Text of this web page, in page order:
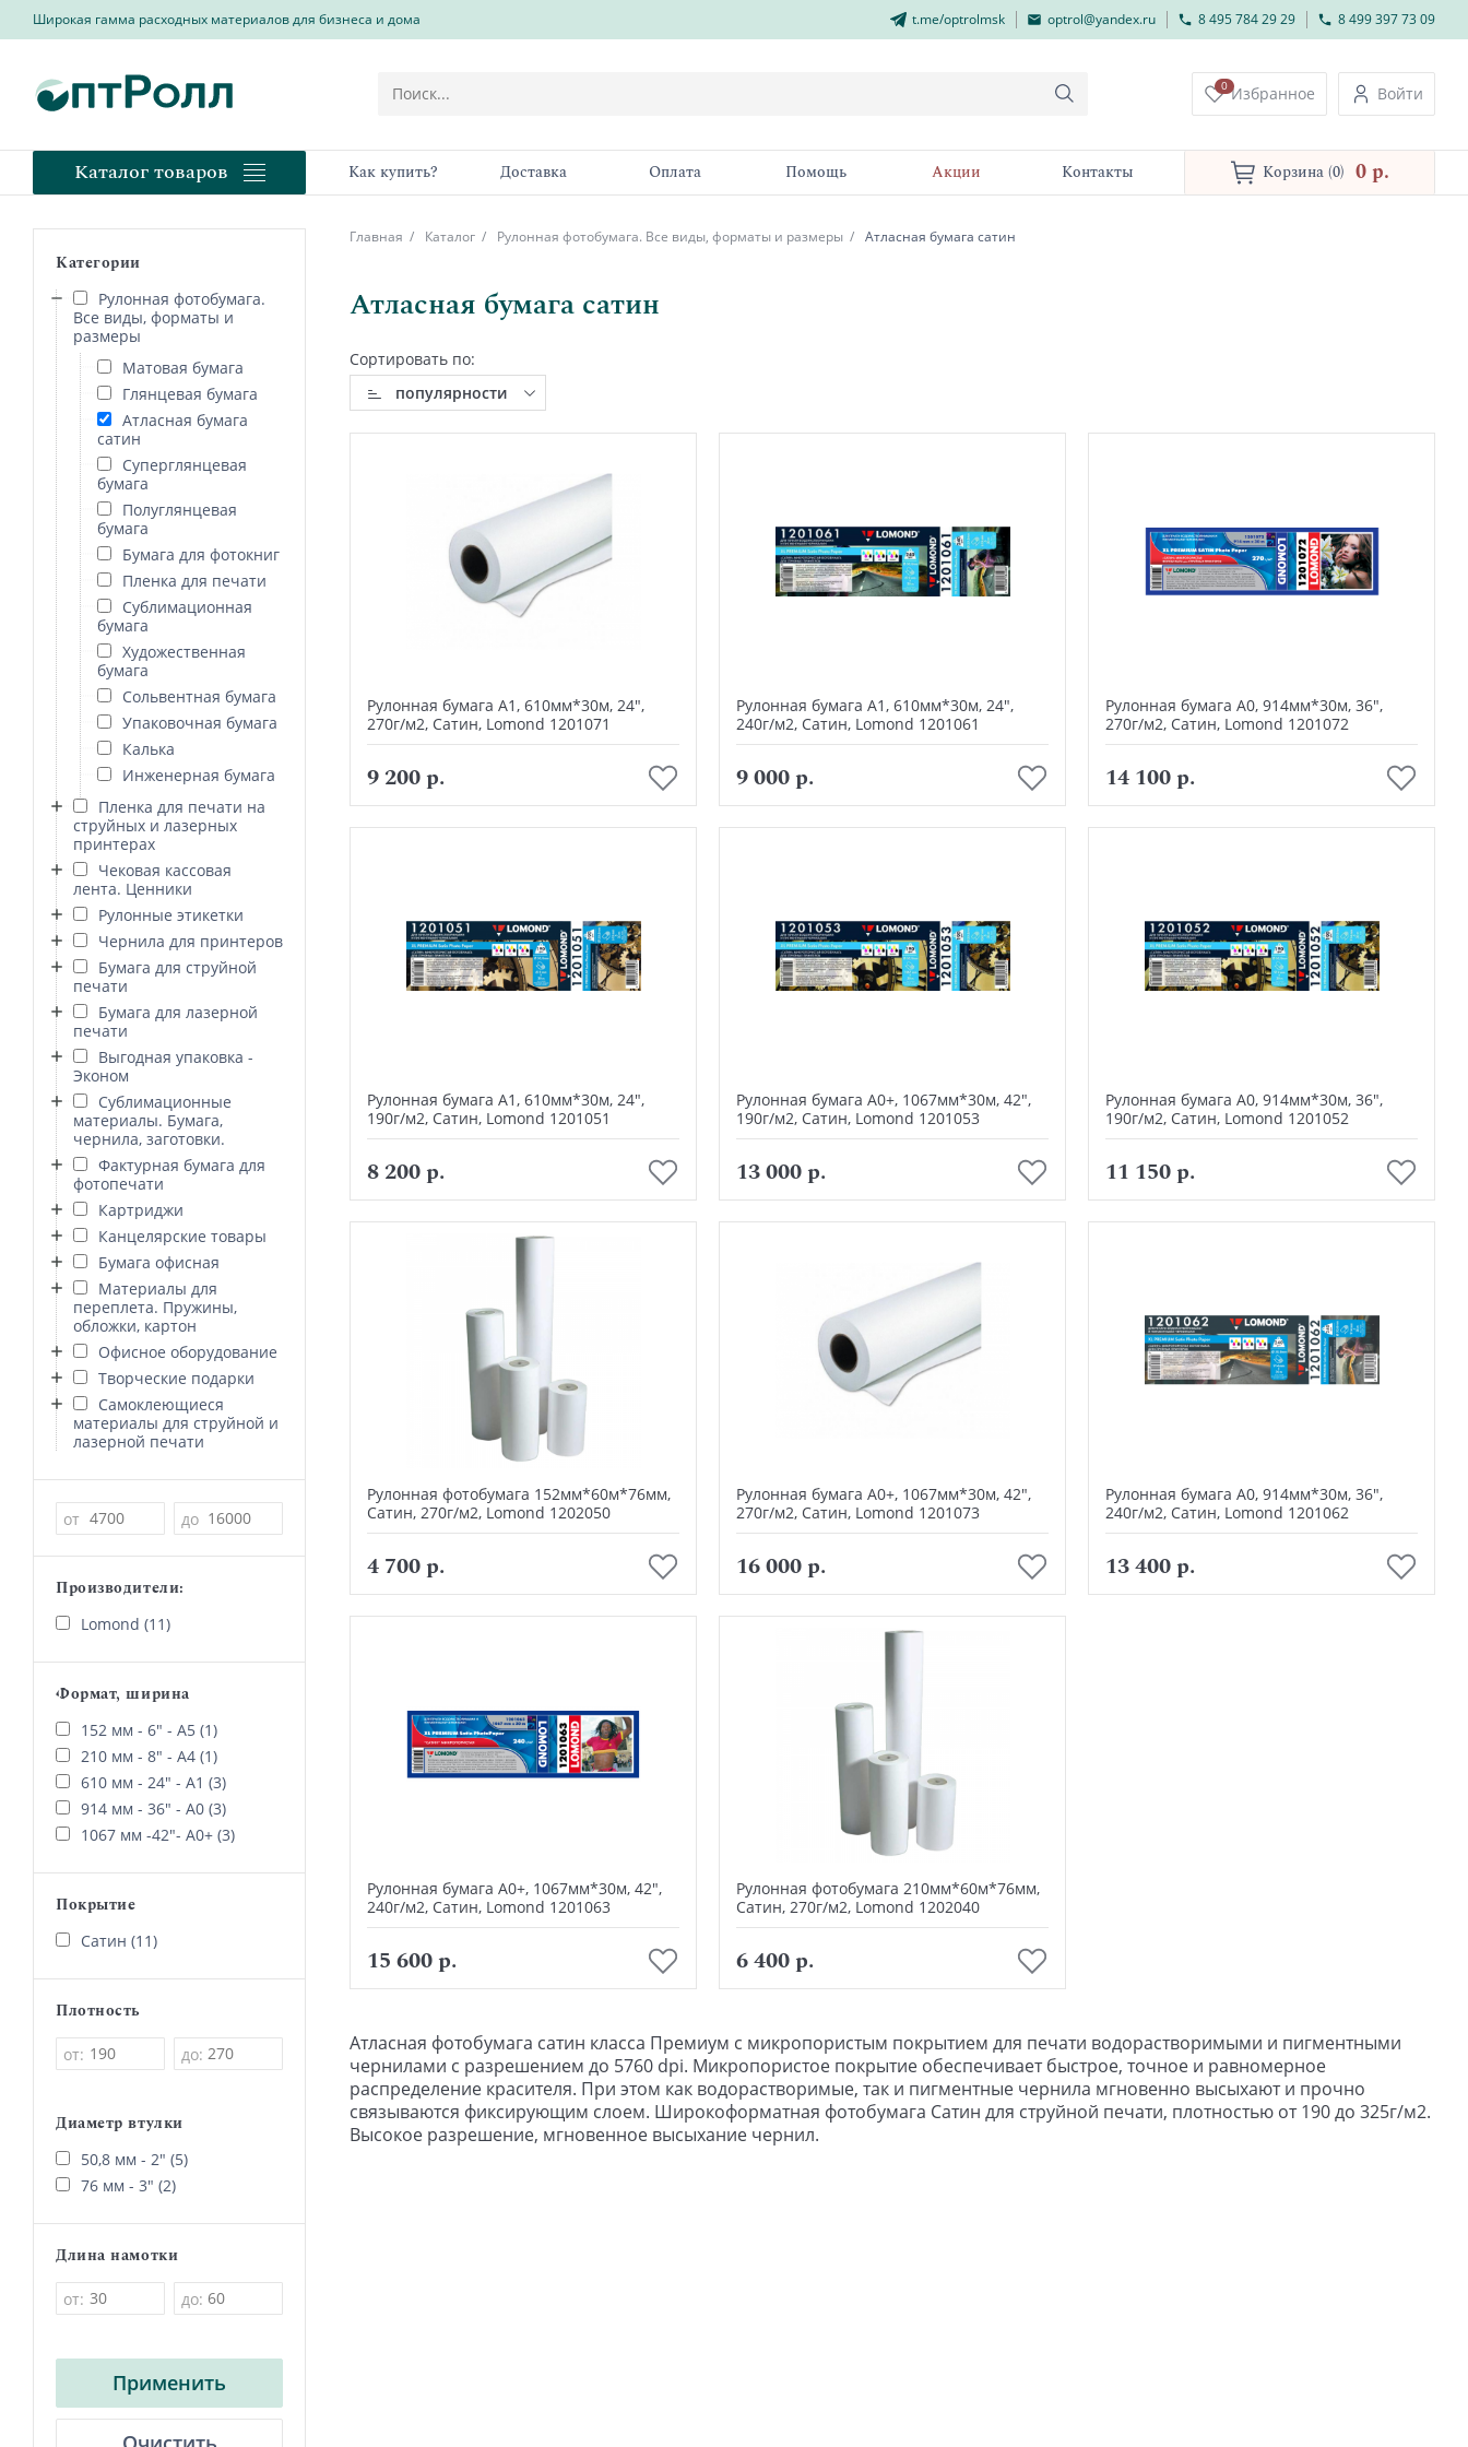
Широкая гамма расходных материалов для бизнеса и дома t.me/optrolmsk optrol@yandex.ru 8 495 784 29 29 8 499 397 73 09
0 Избранное Войти
Каталог товаров Как купить? Доставка Оплата Помощь Акции Контакты Корзина (0) 0 p.
Категории
Рулонная фотобумага.
Все виды, форматы и
размеры
Матовая бумага
Глянцевая бумага
Атласная бумага
сатин
Суперглянцевая
бумага
Полуглянцевая
бумага
Бумага для фотокниг
Пленка для печати
Сублимационная
бумага
Художественная
бумага
Сольвентная бумага
Упаковочная бумага
Калька
Инженерная бумага
Пленка для печати на
струйных и лазерных
принтерах
Чековая кассовая
лента. Ценники
Рулонные этикетки
Чернила для принтеров
Бумага для струйной
печати
Бумага для лазерной
печати
Выгодная упаковка -
Эконом
Сублимационные
материалы. Бумага,
чернила, заготовки.
Фактурная бумага для
фотопечати
Картриджи
Канцелярские товары
Бумага офисная
Материалы для
переплета. Пружины,
обложки, картон
Офисное оборудование
Творческие подарки
Самоклеющиеся
материалы для струйной и
лазерной печати
Цена
от до
Производители:
Lomond (11)
Формат, ширина
152 мм - 6" - А5 (1)
210 мм - 8" - А4 (1)
610 мм - 24" - А1 (3)
914 мм - 36" - А0 (3)
1067 мм -42"- А0+ (3)
Покрытие
Сатин (11)
Плотность
от: до:
Диаметр втулки
50,8 мм - 2" (5)
76 мм - 3" (2)
Длина намотки
от: до:
Применить
Главная Каталог Рулонная фотобумага. Все виды, форматы и размеры Атласная бумага сатин
Атласная бумага сатин
Сортировать по:
популярности
Рулонная бумага А1, 610мм*30м, 24",
270г/м2, Сатин, Lomond 1201071
9 200 р.
Рулонная бумага А1, 610мм*30м, 24",
240г/м2, Сатин, Lomond 1201061
9 000 р.
Рулонная бумага А0, 914мм*30м, 36",
270г/м2, Сатин, Lomond 1201072
14 100 р.
Рулонная бумага А1, 610мм*30м, 24",
190г/м2, Сатин, Lomond 1201051
8 200 р.
Рулонная бумага А0+, 1067мм*30м, 42",
190г/м2, Сатин, Lomond 1201053
13 000 р.
Рулонная бумага А0, 914мм*30м, 36",
190г/м2, Сатин, Lomond 1201052
11 150 р.
Рулонная фотобумага 152мм*60м*76мм,
Сатин, 270г/м2, Lomond 1202050
4 700 р.
Рулонная бумага А0+, 1067мм*30м, 42",
270г/м2, Сатин, Lomond 1201073
16 000 р.
Рулонная бумага А0, 914мм*30м, 36",
240г/м2, Сатин, Lomond 1201062
13 400 р.
Рулонная бумага А0+, 1067мм*30м, 42",
240г/м2, Сатин, Lomond 1201063
15 600 р.
Рулонная фотобумага 210мм*60м*76мм,
Сатин, 270г/м2, Lomond 1202040
6 400 р.
Атласная фотобумага сатин класса Премиум с микропористым покрытием для печати водорастворимыми и пигментными
чернилами с разрешением до 5760 dpi. Микропористое покрытие обеспечивает быстрое, точное и равномерное
распределение красителя. При этом как водорастворимые, так и пигментные чернила мгновенно высыхают и прочно
связываются фиксирующим слоем. Широкоформатная фотобумага Cатин для струйной печати, плотностью от 190 до 325г/м2.
Высокое разрешение, мгновенное высыхание чернил.